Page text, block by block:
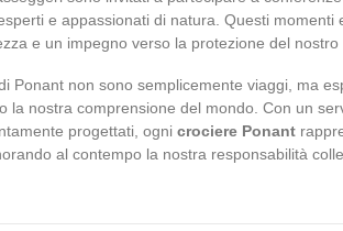
e appassionati di natura. Questi momenti
e un impegno verso la protezione del nostro
Ponant non sono semplicemente viaggi, ma
la nostra comprensione del mondo. Con un
progettati, ogni crociere Ponant
al contempo la nostra responsabilità